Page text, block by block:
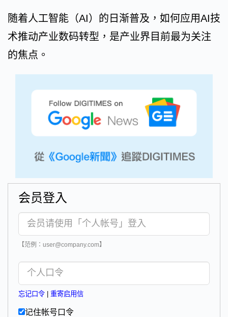
随着人工智能（AI）的日渐普及，如何应用AI技
术推动产业数码转型，是产业界目前最为关注
的焦点。
会员登入
【范例：user@company.com】
忘记口令 重寄启用信
记住帐号口令